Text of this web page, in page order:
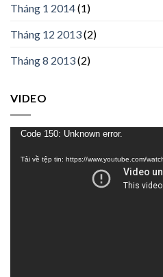
Tháng 1 2014(1)
Tháng 12 2013(2)
Tháng 8 2013(2)
VIDEO
Trình
Code 150: Unknown error.
Tải về tệp tin: https://www.youtube.com/